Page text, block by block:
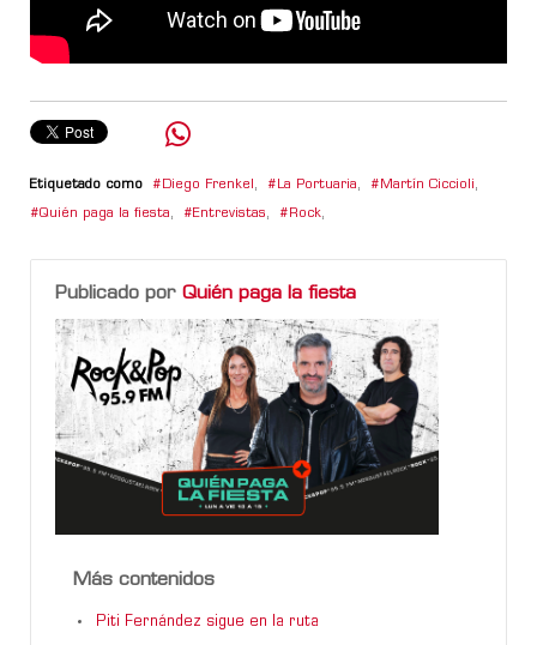
Etiquetado como Diego Frenkel , La Portuaria, Martín Ciccioli,
Quién paga la fiesta, Entrevistas, Rock,
Publicado por Quién paga la fiesta
Más contenidos
Piti Fernández sigue en la ruta